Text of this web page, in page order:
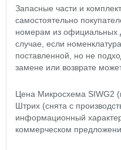
Запасные части и
самостоятельно
номерам из официальных
случае, если
поставленной, но не
замене или возврате
Цена Микросхема SIWG2
Штрих (снята с
информационный
коммерческом